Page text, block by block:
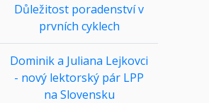
Důležitost poradenství v
prvních cyklech
Dominik a Juliana Lejkovci
- nový lektorský pár LPP
na Slovensku